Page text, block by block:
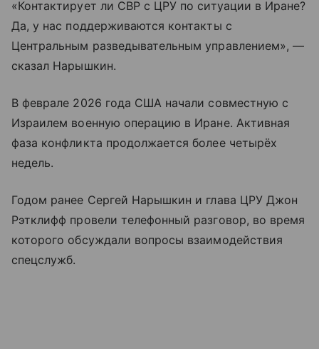
«Контактирует ли СВР с ЦРУ по ситуации в Иране?
Да, у нас поддерживаются контакты с
Центральным разведывательным управлением», —
сказал Нарышкин.
В феврале 2026 года США начали совместную с
Израилем военную операцию в Иране. Активная
фаза конфликта продолжается более четырёх
недель.
Годом ранее Сергей Нарышкин и глава ЦРУ Джон
Рэтклифф провели телефонный разговор, во время
которого обсуждали вопросы взаимодействия
спецслужб.